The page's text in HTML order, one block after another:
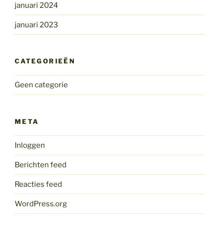
januari 2024
januari 2023
CATEGORIEËN
Geen categorie
META
Inloggen
Berichten feed
Reacties feed
WordPress.org